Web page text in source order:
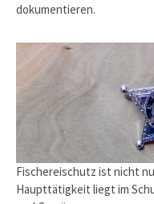
dokumentieren.
Fischereischutz ist nicht
Haupttätigkeit liegt im